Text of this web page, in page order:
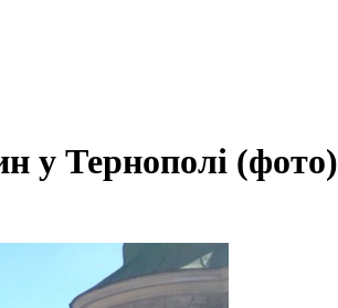
у Тернополі (фото)